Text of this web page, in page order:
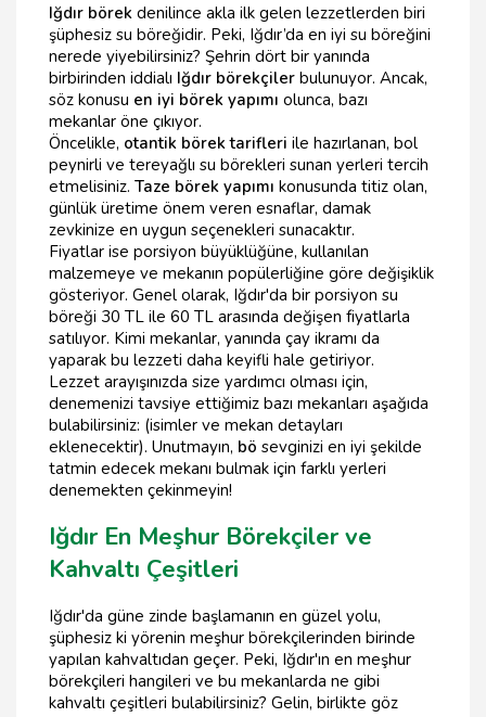
Iğdır börek denilince akla ilk gelen lezzetlerden biri
şüphesiz su böreğidir. Peki, Iğdır’da en iyi su böreğini
nerede yiyebilirsiniz? Şehrin dört bir yanında
birbirinden iddialı Iğdır börekçiler bulunuyor. Ancak,
söz konusu en iyi börek yapımı olunca, bazı
mekanlar öne çıkıyor.
Öncelikle, otantik börek tarifleri ile hazırlanan, bol
peynirli ve tereyağlı su börekleri sunan yerleri tercih
etmelisiniz. Taze börek yapımı konusunda titiz olan,
günlük üretime önem veren esnaflar, damak
zevkinize en uygun seçenekleri sunacaktır.
Fiyatlar ise porsiyon büyüklüğüne, kullanılan
malzemeye ve mekanın popülerliğine göre değişiklik
gösteriyor. Genel olarak, Iğdır'da bir porsiyon su
böreği 30 TL ile 60 TL arasında değişen fiyatlarla
satılıyor. Kimi mekanlar, yanında çay ikramı da
yaparak bu lezzeti daha keyifli hale getiriyor.
Lezzet arayışınızda size yardımcı olması için,
denemenizi tavsiye ettiğimiz bazı mekanları aşağıda
bulabilirsiniz: (isimler ve mekan detayları
eklenecektir). Unutmayın, bö sevginizi en iyi şekilde
tatmin edecek mekanı bulmak için farklı yerleri
denemekten çekinmeyin!
Iğdır En Meşhur Börekçiler ve
Kahvaltı Çeşitleri
Iğdır'da güne zinde başlamanın en güzel yolu,
şüphesiz ki yörenin meşhur börekçilerinden birinde
yapılan kahvaltıdan geçer. Peki, Iğdır'ın en meşhur
börekçileri hangileri ve bu mekanlarda ne gibi
kahvaltı çeşitleri bulabilirsiniz? Gelin, birlikte göz